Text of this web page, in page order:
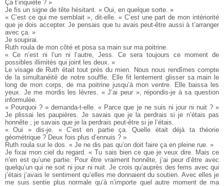
Ça t’inquiète ? »
Je fis un signe de tête hésitant. « Oui, en quelque sorte. »
« C’est ce qui me semblait », dit-elle. « C’est une part de mon intériorité
que je dois accepter. Je pensais que tu avais peut-être aussi à t’arranger
avec ça. »
Je soupirai.
Ruth roula de mon côté et posa sa main sur ma poitrine.
« Ce n’est ni l’un ni l’autre, Jess. Ce sera toujours ce moment de
possibles illimités qui joint les deux. »
Le visage de Ruth était tout près du mien. Nous nous rendîmes compte
de la simultanéité de notre souffle. Elle fit lentement glisser sa main le
long de mon corps, de ma poitrine jusqu’à mon ventre. Elle baissa les
yeux. Je me mordis les lèvres. « J’ai peur », répondis-je à sa question
informulée.
« Pourquoi ? » demanda-t-elle. « Parce que je ne suis ni jour ni nuit ? »
Je plissai les paupières. Je savais que je la perdrais si je n’étais pas
honnête ; je savais que je la perdrais peut-être si je l’étais.
« Oui » dis-je. « C’est en partie ça. Quelle était déjà ta théorie
géométrique ? Deux fois plus d’ennuis ? »
Ruth roula sur le dos. « Je ne dis pas qu’on doit faire ça en pleine rue. »
Je fixai mon ciel du regard. « Tu sais bien ce que je veux dire. Mais ce
n’en est qu’une partie. Pour être vraiment honnête, j’ai peur d’être avec
quelqu’un qui ne soit ni jour ni nuit. Je crois qu’auprès des fems avec qui
j’étais j’avais le sentiment qu’elles me donnaient du soutien. Avec elles je
me suis sentie plus normale qu’à n’importe quel autre moment de ma